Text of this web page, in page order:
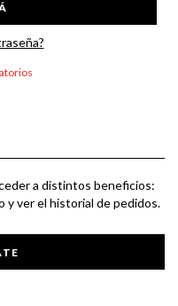
a distintos beneficios:
y ver el historial de pedidos.